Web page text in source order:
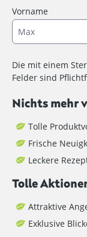
Vorname
Die mit einem
Felder sind
Nichts mehr
Tolle
Frische
Leckere
Tolle
Attraktive
Exklusive